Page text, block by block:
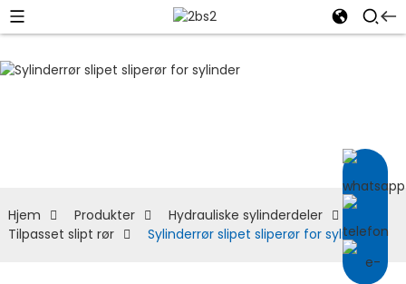
Hjem Produkter
Hydrauliske sylinderdeler
Tilpasset slipt rør
Sylinderrør slipet sliperør for sylinder